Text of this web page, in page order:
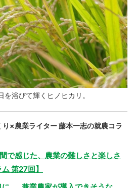
浴びて輝くヒノヒカリ。
り×農業ライター 藤本一志の就農コラ
で感じた、農業の難しさと楽しさ
第27回】